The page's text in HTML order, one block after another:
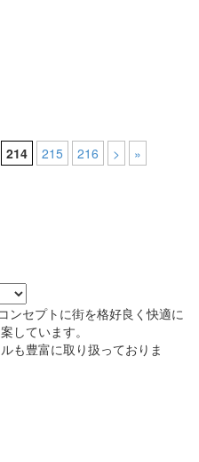
214 215 216 > »
ンセプトに街を格好良く快適に
しています。
も豊富に取り扱っておりま